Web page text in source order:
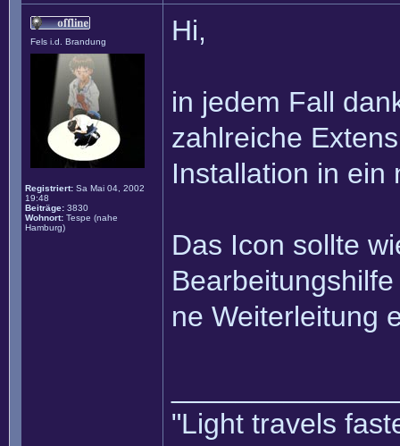
Fels i.d. Brandung
Registriert: Sa Mai 04, 2002
19:48
Beiträge: 3830
Wohnort: Tespe (nahe
Hamburg)
Hi,
in jedem Fall
zahlreiche
Installation in ein
Das Icon sollte
ne Weiterleitung
"Light travels